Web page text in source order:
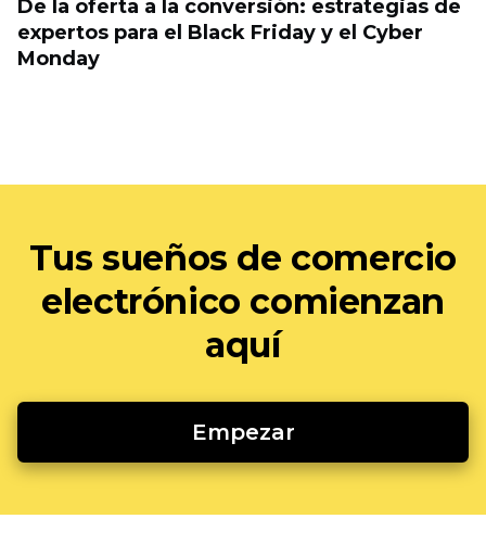
De la oferta a la conversión: estrategias de
expertos para el Black Friday y el Cyber ​​
Monday
Tus sueños de comercio
electrónico comienzan
aquí
Empezar